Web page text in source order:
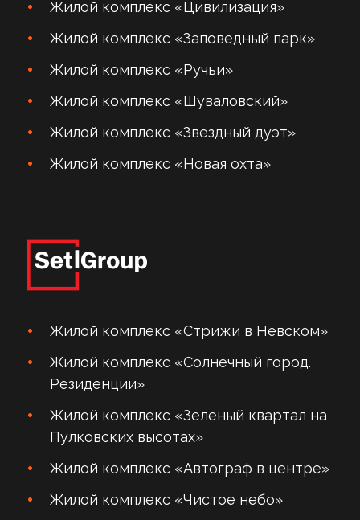
Жилой комплекс «Цивилизация»
Жилой комплекс «Заповедный парк»
Жилой комплекс «Ручьи»
Жилой комплекс «Шуваловский»
Жилой комплекс «Звездный дуэт»
Жилой комплекс «Новая охта»
Жилой комплекс «Стрижи в Невском»
Жилой комплекс «Солнечный город.
Резиденции»
Жилой комплекс «Зеленый квартал на
Пулковских высотах»
Жилой комплекс «Автограф в центре»
Жилой комплекс «Чистое небо»